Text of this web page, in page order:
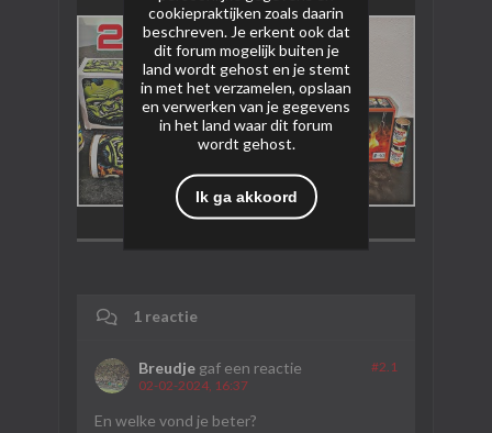
1 reactie
#2. 1
Breudje gaf een reactie
02-02-2024, 16:37
En welke vond je beter?
cookiepraktijken zoals daarin
beschreven. Je erkent ook dat
dit forum mogelijk buiten je
land wordt gehost en je stemt
in met het verzamelen, opslaan
en verwerken van je gegevens
in het land waar dit forum
wordt gehost.
Ik ga akkoord